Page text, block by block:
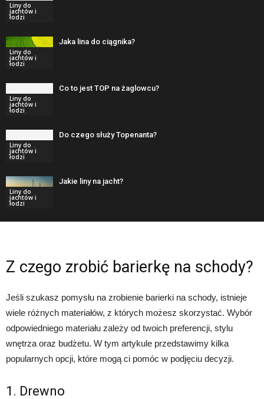
Liny do
jachtów i
łodzi
Liny do
jachtów i
łodzi
Jaka lina do ciągnika?
Liny do
jachtów i
łodzi
Co to jest TOP na żaglowcu?
Liny do
jachtów i
łodzi
Do czego służy Topenanta?
Liny do
jachtów i
łodzi
Jakie liny na jacht?
Z czego zrobić barierkę na schody?
Jeśli szukasz pomysłu na zrobienie barierki na schody, istnieje
wiele różnych materiałów, z których możesz skorzystać. Wybór
odpowiedniego materiału zależy od twoich preferencji, stylu
wnętrza oraz budżetu. W tym artykule przedstawimy kilka
popularnych opcji, które mogą ci pomóc w podjęciu decyzji.
1. Drewno